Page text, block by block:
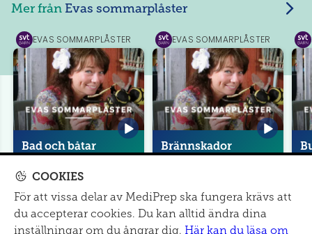
Mer från Evas sommarplåster
SVT
Play
EVAS SOMMARPLÅSTER
Bad och båtar
SVT
Play
EVAS SOMMARPLÅSTER
Brännskador
SVT
Play
COOKIES
För att vissa delar av MediPrep ska fungera krävs att
du accepterar cookies. Du kan alltid ändra dina
inställningar om du ångrar dig. Här kan du läsa om